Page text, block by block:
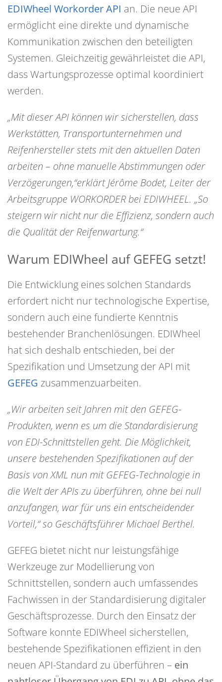
EDIWheel Workorder API an. Die neue API
ermöglicht eine direkte und dynamische
Kommunikation zwischen den beteiligten
Systemen. Gleichzeitig gewährleistet die API,
dass Wartungsprozesse optimal koordiniert
werden.
„Mit dieser API können wir sicherstellen, dass
Werkstätten, Transportunternehmen und
Reifenhersteller stets mit den aktuellen Daten
arbeiten – ohne manuelle Abstimmungen oder
Verzögerungen,“erklärt Jérôme Bodet, Leiter der
Arbeitsgruppe WORKORDER bei EDIWHEEL. „So
steigern wir nicht nur die Effizienz, sondern auch
die Qualität der Reifenwartung.“
Warum EDIWheel auf GEFEG setzt!
Die Entwicklung eines solchen Standards
erfordert nicht nur technologische Expertise,
sondern auch eine fundierte Kenntnis
bestehender Branchenlösungen. EDIWheel
hat sich deshalb entschieden, bei der
Spezifikation und Umsetzung der API mit
GEFEG zusammenzuarbeiten.
„Wir arbeiten seit Jahren mit den GEFEG-
Produkten, wenn es um die Standardisierung
von EDI-Schnittstellen geht. Die Möglichkeit,
unsere bestehenden Spezifikationen auf der
Basis von XML nun mit GEFEG-Technologie in
die Welt der APIs zu überführen, ohne bei null
anzufangen, war für uns ein entscheidender
Vorteil,“ so Geschäftsführer Michael Berthel.
GEFEG bietet nicht nur leistungsfähige
Werkzeuge zur Modellierung von
Schnittstellen, sondern auch umfassendes
Fachwissen in der Standardisierung digitaler
Geschäftsprozesse. Durch den Einsatz der
Software konnte EDIWheel sicherstellen,
bestehende Spezifikationen effizient in den
neuen API-Standard zu überführen – ein